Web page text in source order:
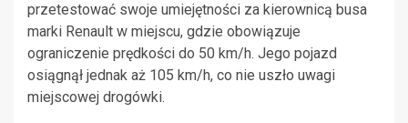
przetestować swoje umiejętności za kierownicą busa
marki Renault w miejscu, gdzie obowiązuje
ograniczenie prędkości do 50 km/h. Jego pojazd
osiągnął jednak aż 105 km/h, co nie uszło uwagi
miejscowej drogówki.